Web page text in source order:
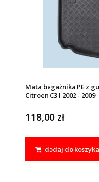
Mata bagażnika PE z
Citroen C3 I 2002 - 2009
118,00 zł
dodaj do koszyka